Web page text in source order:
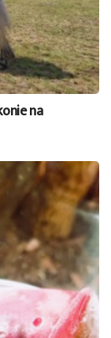
na